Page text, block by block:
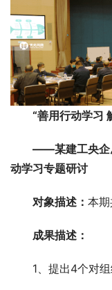
“善用行动学习
——某建工央企
动学习专题研讨
对象描述： 本
成果描述：
1、提出4个对